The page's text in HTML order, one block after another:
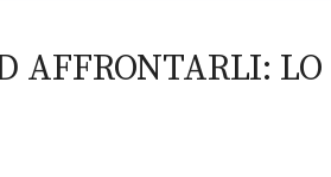
AFFRONTARLI: LO